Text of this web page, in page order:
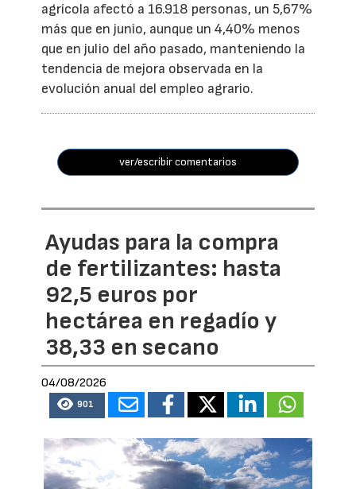
agrícola afectó a 16.918 personas, un 5,67%
más que en junio, aunque un 4,40% menos
que en julio del año pasado, manteniendo la
tendencia de mejora observada en la
evolución anual del empleo agrario.
ver/escribir comentarios
Ayudas para la compra
de fertilizantes: hasta
92,5 euros por
hectárea en regadío y
38,33 en secano
04/08/2026
901